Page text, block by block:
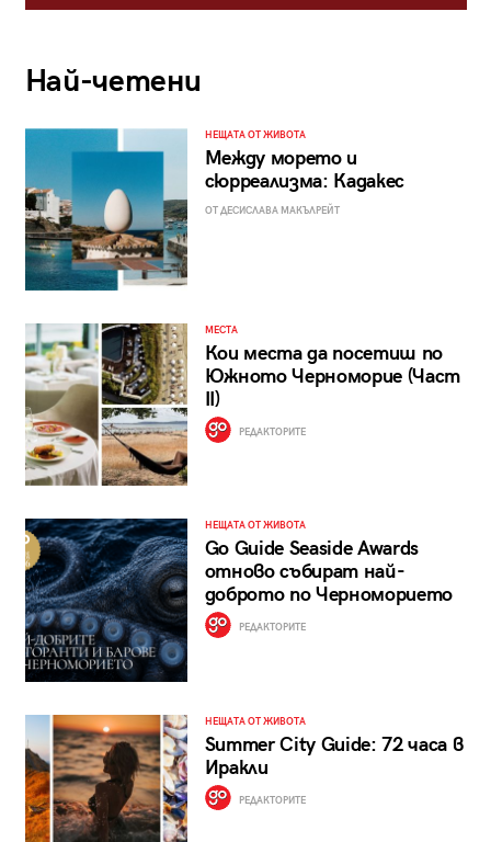
Най-четени
НЕЩАТА ОТ ЖИВОТА
Между морето и
сюрреализма: Кадакес
ОТ ДЕСИСЛАВА МАКЪЛРЕЙТ
МЕСТА
Кои места да посетиш по
Южното Черноморие (Част
II)
РЕДАКТОРИТЕ
НЕЩАТА ОТ ЖИВОТА
Go Guide Seaside Awards
отново събират най-
доброто по Черноморието
РЕДАКТОРИТЕ
НЕЩАТА ОТ ЖИВОТА
Summer City Guide: 72 часа в
Иракли
РЕДАКТОРИТЕ